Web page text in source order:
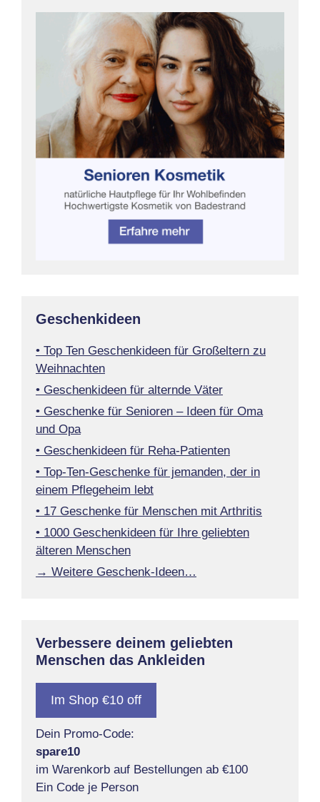
Geschenkideen
• Top Ten Geschenkideen für Großeltern zu
Weihnachten
• Geschenkideen für alternde Väter
• Geschenke für Senioren – Ideen für Oma
und Opa
• Geschenkideen für Reha-Patienten
• Top-Ten-Geschenke für jemanden, der in
einem Pflegeheim lebt
• 17 Geschenke für Menschen mit Arthritis
• 1000 Geschenkideen für Ihre geliebten
älteren Menschen
→ Weitere Geschenk-Ideen…
Verbessere deinem geliebten
Menschen das Ankleiden
Im Shop €10 off
Dein Promo-Code:
spare10
im Warenkorb auf Bestellungen ab €100
Ein Code je Person